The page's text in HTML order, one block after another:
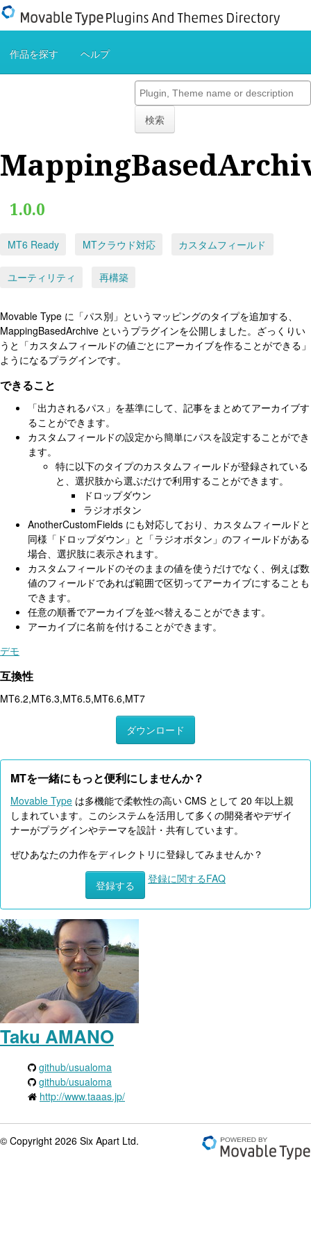
作品を探す ヘルプ
検索
1.0.0
MT6 Ready MTクラウド対応 カスタムフィールド
ユーティリティ 再構築
Movable Type に「パス別」というマッピングのタイプを追加する、
MappingBasedArchive というプラグインを公開しました。ざっくりい
うと「カスタムフィールドの値ごとにアーカイブを作ることができる」
ようになるプラグインです。
できること
「出力されるパス」を基準にして、記事をまとめてアーカイブす
ることができます。
カスタムフィールドの設定から簡単にパスを設定することができ
ます。
特に以下のタイプのカスタムフィールドが登録されている
と、選択肢から選ぶだけで利用することができます。
ドロップダウン
ラジオボタン
AnotherCustomFields にも対応しており、カスタムフィールドと
同様「ドロップダウン」と「ラジオボタン」のフィールドがある
場合、選択肢に表示されます。
カスタムフィールドのそのままの値を使うだけでなく、例えば数
値のフィールドであれば範囲で区切ってアーカイブにすることも
できます。
任意の順番でアーカイブを並べ替えることができます。
アーカイブに名前を付けることができます。
デモ
互換性
MT6.2,MT6.3,MT6.5,MT6.6,MT7
ダウンロード
MTを一緒にもっと便利にしませんか？
Movable Type は多機能で柔軟性の高い CMS として 20 年以上親
しまれています。このシステムを活用して多くの開発者やデザイ
ナーがプラグインやテーマを設計・共有しています。
ぜひあなたの力作をディレクトリに登録してみませんか？
登録する 登録に関するFAQ
Taku AMANO
github/usualoma
github/usualoma
http://www.taaas.jp/
© Copyright 2026 Six Apart Ltd.